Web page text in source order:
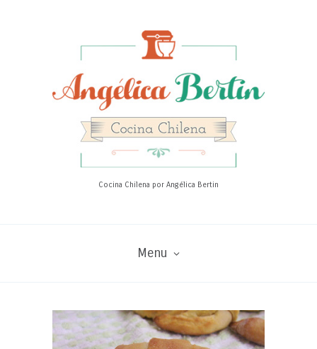
Cocina Chilena por Angélica Bertin
Menu